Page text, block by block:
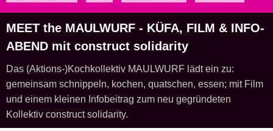
MEET the MAULWURF - KÜFA, FILM & INFO-
ABEND mit construct solidarity
Das (Aktions-)Kochkollektiv MAULWURF lädt ein zu:
gemeinsam schnippeln, kochen, quatschen, essen; mit Film
und einem kleinen Infobeitrag zum neu gegründeten
Kollektiv construct solidarity.